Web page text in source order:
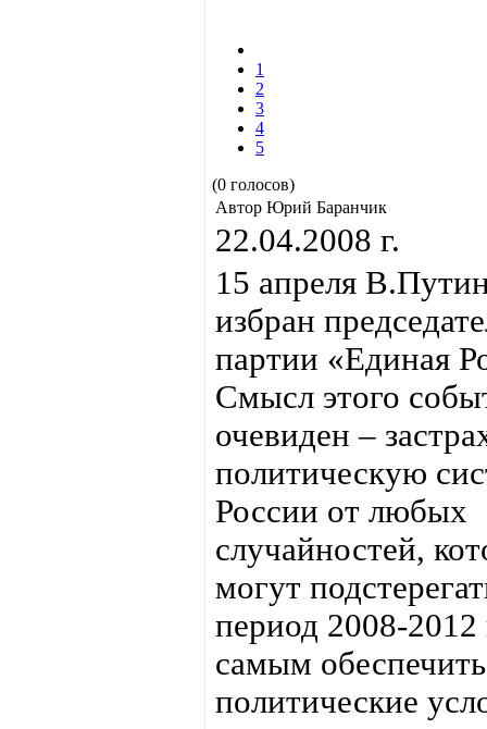
1
2
3
4
5
(0 голосов)
Автор Юрий Баранчик
22.04.2008 г.
15 апреля
избран
партии «Единая
Смысл этого
очевиден –
политическую
России от любых
случайностей,
могут
период 2008-2012
самым обеспечить
политические